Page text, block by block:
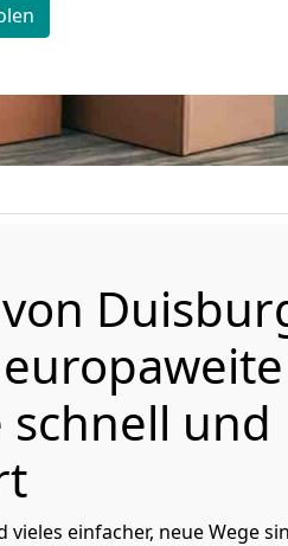
schnell und
vieles einfacher, neue Wege